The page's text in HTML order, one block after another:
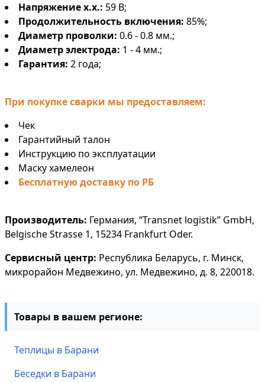
Напряжение х.х.: 59 В;
Продолжительность включения: 85%;
Диаметр проволки: 0.6 - 0.8 мм.;
Диаметр электрода: 1 - 4 мм.;
Гарантия: 2 года;
При покупке сварки мы предоставляем:
Чек
Гарантийный талон
Инструкцию по эксплуатации
Маску хамелеон
Бесплатную доставку по РБ
Производитель: Германия, “Transnet logistik” GmbH,
Belgische Strasse 1, 15234 Frankfurt Oder.
Сервисный центр: Республика Беларусь, г. Минск,
микрорайон Медвежино, ул. Медвежино, д. 8, 220018.
Товары в вашем регионе:
Теплицы в Барани
Беседки в Барани